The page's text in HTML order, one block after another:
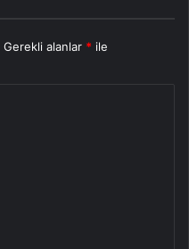
Gerekli alanlar * ile